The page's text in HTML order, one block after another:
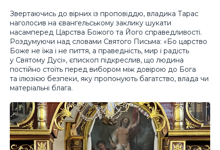
Звертаючись до вірних із проповіддю, владика Тарас
наголосив на євангельському заклику шукати
насамперед Царства Божого та Його справедливості.
Роздумуючи над словами Святого Письма: «Бо царство
Боже не їжа і не пиття, а праведність, мир і радість
у Святому Дусі», єпископ підкреслив, що людина
постійно стоїть перед вибором між довірою до Бога
та ілюзією безпеки, яку пропонують багатство, влада чи
матеріальні блага.